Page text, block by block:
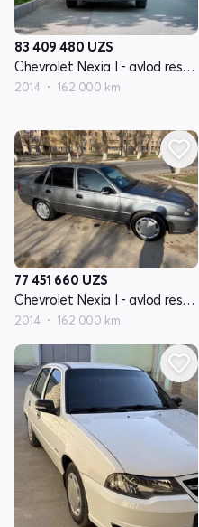
83 409 480 UZS
Chevrolet Nexia I - avlod restayling
2014 162 000 km
77 451 660 UZS
Chevrolet Nexia I - avlod restayling
2014 162 000 km